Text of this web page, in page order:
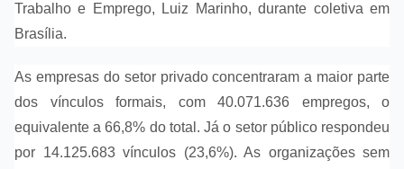
Trabalho e Emprego, Luiz Marinho, durante coletiva em
Brasília.
As empresas do setor privado concentraram a maior parte
dos vínculos formais, com 40.071.636 empregos, o
equivalente a 66,8% do total. Já o setor público respondeu
por 14.125.683 vínculos (23,6%). As organizações sem